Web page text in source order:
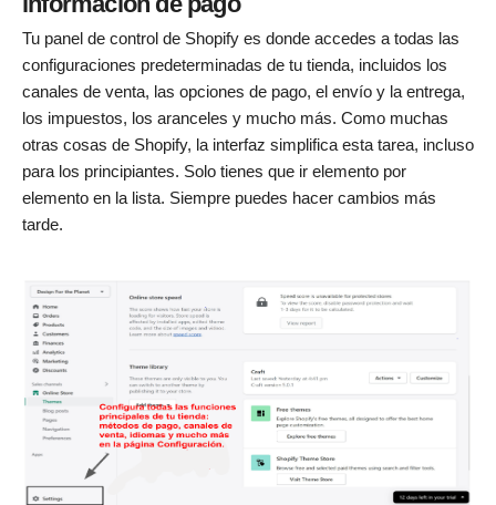
Tu panel de control de Shopify es donde accedes a todas las
configuraciones predeterminadas de tu tienda, incluidos los
canales de venta, las opciones de pago, el envío y la entrega,
los impuestos, los aranceles y mucho más. Como muchas
otras cosas de Shopify, la interfaz simplifica esta tarea, incluso
para los principiantes. Solo tienes que ir elemento por
elemento en la lista. Siempre puedes hacer cambios más
tarde.